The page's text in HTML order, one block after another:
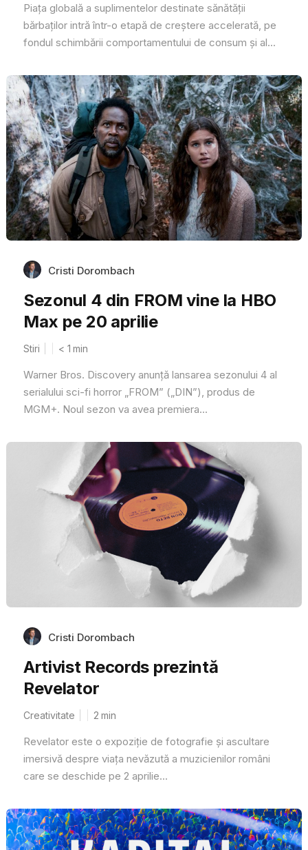
Piața globală a suplimentelor destinate sănătății
bărbaților intră într-o etapă de creștere accelerată, pe
fondul schimbării comportamentului de consum și al...
Cristi Dorombach
Sezonul 4 din FROM vine la HBO
Max pe 20 aprilie
Stiri < 1 min
Warner Bros. Discovery anunță lansarea sezonului 4 al
serialului sci-fi horror „FROM” („DIN”), produs de
MGM+. Noul sezon va avea premiera...
Cristi Dorombach
Artivist Records prezintă
Revelator
Creativitate 2 min
Revelator este o expoziție de fotografie și ascultare
imersivă despre viața nevăzută a muzicienilor români
care se deschide pe 2 aprilie...